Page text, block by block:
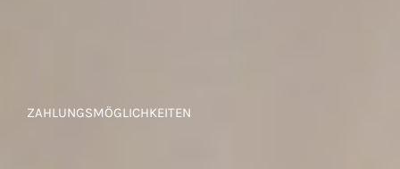
ZAHLUNGSMÖGLICHKEITEN